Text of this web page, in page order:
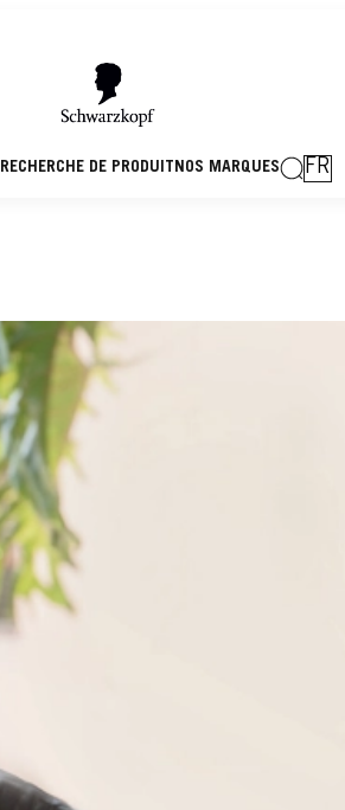
RECHERCHE DE PRODUIT NOS MARQUES FR